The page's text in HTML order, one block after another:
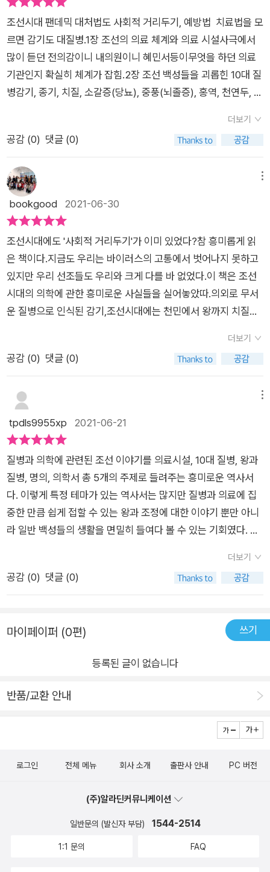
를 제공받았습니다 -
던 소갈증>에서 _문종의 재위 기간은 2년 4개월에 불과하다. 그
런 까닭에 세간에선 문종이 원래부터 병약하여 왕위에 오래 있지
못했다고 알고 있다. 하지만 이는 잘못 알려진 내용이다. 사실 문
종은 그다지 병약한 몸도 아니었고, 잔병치레도 별로 없었다. 문
종을 괴롭힌 유일한 병마는 종기였다._p148 '조선 왕들의 질병과
죽음‘중, <종기를 등한시하다 허망하게 급사한 문종>에서 _전명
다. 그래서 전명춘은 이런 말을 한다.“배꼽 밑에 적취는 참으로
종기이니, 종기를 다스리는 약을 써야 할 것입니다.”적취는 몸 안
에 생긴 덩어리로 적과 취의 결합인데, 적이란 오장에 생긴 덩어
리를 말하고, 취는 육부에 생긴 덩어리를 말한다. 그런데 오장육
부에 생긴 적취가 배꼽 아래쪽에 불룩하게 솟을 정도였다면 이미
성중의 대장암은 말기였을 것이다._p162 '조선 왕들의 질병과 죽
선조가 승정원에 내린 비망기의 내용이다. 이 기록으로 미루어 당
시 허임은 김영국, 박인령과 함께 침술로 이름을 날리던 인물이었
음을 알 수 있다. 천민 출신인 허임이 다른 의원들과 어깨를 나란
히 했다는 것은 그의 침술이 대단했음을 의미한다._p276 '조선
을 풍미한 명의‘중, <침과 뜸의 달인 허임>에서 인류의 역사와
함께 질병들은 항상 있어왔고, 각 시대에 따라 그 대처법도 진화
해 왔다. 이런 내용들을 알아가는 의의는 우리 역사의 숨은 이야
것이다. 비록 비교적 간결하게 설명하고 있으나 관련 내용에 입문
하기에 충분했다. 아울러 이런 과거 기록들과 발전을 통해서, 질
환을 바라보는 관점도 증상위주의 국한적인 서양의학뿐만 아니
라, 총체적으로 바라보는 동양의학적 해석까지 잘 조화되었으면
하는 바램이다.
을 사로잡더니, 역사책이라고 믿기지 않을 만큼 가독성이 좋아 책
장이 술술 넘어간다. 아니, 무슨 역사책이 이렇게 재미있담? 조
선 시대를 배경으로 한 사극을 너무 재밌게 본 탓일까? 그 시절의
질병과 의료란 주제 앞에서 고작 생각나는 게 허준과 대장금이라
니. 참 단순하구나... 이 책은 그런 단순(무식)함이란 우물에서 우
리를 꺼내 줄 구원의 동아줄이다. 조선의 의료 체계와 의료 시설,
조선 백성을 괴롭힌 10대 질병, 조선 왕들의 질병과 죽음, 조선을
중요한 요점만 쏙쏙 골라 담았는지! 조선 시대에는 13일 이상 지
속하는 감기를 '과경'이라 부르며 다들 몹시 두려워했다고 한다.
지금은 간단한 외과 시술로 제거할 수 있는 종기가 조선 왕 27명
중 10명 이상을 사망을 몰고 갔다니, 맙소사! 당시 의과 시험은 초
시와 복시로 나눠 두 차례 시험을 보고 열두 과목을 통과해야 했
다고 한다. 예나 지금이나 의사 되기 어려운 건 똑같지만, 조선 시
대에는 기술을 천하게 여겨 의원들의 사회적 계급이 낮았다니 참
황당할 노릇이다. 조선 시대 의녀가 약방 '기생'이라고?힘들고
더럽고 위험한 3D 업종이 아무리 많고 많다지만, 조선 시대 의녀
차원에서 양성된 의녀들은 성적이 좋지 않거나 40세가 지나도록
전문 분야가 없으면 다시 관비 신세로 돌아갔다. 뛰어난 기술을
발휘하여 내의녀가 되어야 비로소 월급을 받았는데 이건 뭐 하늘
의 별 따기. 그나저나 의녀들이 담당했던 업무가 기가 찰 노릇이
그녀들. 여자 경찰 역할을 하며 여자 죄수를 살피고, 후궁이나 어
되었다. 상관들에게 시달리며 잔치에 불려서 술 시중을 들고, 심
지어 성 상납까지 강요받았다고 하니 참 예나 지금이나 남자들 아
랫도리가 문제다, 문제! 그 시절 약방 기생이라 불렸다는 의녀들,
사람의 생명을 구하는 귀한 존재가 그런 험한 일을 겪다니... '염
병'이 그냥 욕 아니었어?'ㅈㄹ하네' 못지않게, 흔히 사용하는 욕설
인 '염병하네'. 이게 그냥 욕인 줄 알았는데, 정말 병이었다니! 조
선 시대의 염병은 현대 의학에서는 장티푸스와 유사하며 열과 설
밖으로 달아났다는데, 전파력이 강해 일단 병이 돌면 가족이 다
죽어 나가는 경우가 많았다. 그렇다면 조선 시대엔 이런 전염병에
어떻게 대처했을까? 거의 매년 끔찍한 전염병이 돌았던 그 시절
에 전염병 피신처를 마련해두고 오가기도 했다고. 놀랍도록 의학
비슷하다. 역시 질병과의 싸움은 끝나지 않는다. 다양한 질병으
보감> 같은 조선 의학의 초석이 된 의서 이야기도 상당히 흥미로
날개에 실린 저자 약력을 보면 '역사 대중화 열풍을 일으킨 대중
역사 저술가이자 밀리언셀러 실록사가', '200만 베스트셀러 <한
으로 읽는 역사' 시리즈를 펴냈다.'고 한다. 유려한 문장으로 흥미
조선시대 팬데믹 대처법도 사회적 거리두기, 예방법 치료법을 모
르면 감기도 대질병.1장 조선의 의료 체계와 의료 시설사극에서
많이 듣던 전의감이니 내의원이니 혜민서등이무엇을 하던 의료
기관인지 확실히 체계가 잡힘.2장 조선 백성들을 괴롭힌 10대 질
병감기, 종기, 치질, 소갈증(당뇨), 중풍(뇌졸증), 홍역, 천연두, 학
료가 가능해졌지만몇가지는 지금도 흔한 병이다.3장 조선 왕들
의 질병과 죽음당시 최고의 의료 환경이었을텐데왕들의 온갖 질
병에 고통 받았고 대부분 단명했다.수명이 짧았던 시대였다지만
역시 스트레스가 만병의 근원?4장 조선을 풍미한 명의드라마로
잘 알려진 허준, 허임을 비롯하여 대장금까지...그리고 그외에 왕
들의 총애를 받은 명의들 이야기.왕들의 병앞에서 풍전등화같은
조선 의학의 초석이 된 의서우리 나라뿐 아니라 동양의학의 뿌리
가 된동의보감을 비롯한 중요한 의서를 간단명료하게 정리함.✏
의학이 발전하면서 수명도 늘고 치료가능한 병도 많아졌지만코
로나처럼 새롭게 생긴 질병도 많아지는 걸 보면질병과의 싸움은
쉽게 끝나지 않을듯.약 100년후 오늘날을 되돌아보며그때 코로
나때문에 고생 많이 했지, 이젠 별거 아니지만...이렇게 말할 날이
올지.조선시대의 질병, 의료, 명의에 대한 이야기를역사라는 큰
이겨내려는 의료진의 피나는 노력은옛날이나 지금이나 다르지
않은듯.이 책을 읽고나니지금도 코로나19와 힘들게 싸우고 계신
의료진 여러분께진심으로 감사한 마음이 한가득~~!!!🙏🙏🙏❤
더보기
공감 (0) 댓글 (0)
bookgood 2021-06-30
조선시대에도 '사회적 거리두기'가 이미 있었다?참 흥미롭게 읽
은 책이다.지금도 우리는 바이러스의 고통에서 벗어나지 못하고
있지만 우리 선조들도 우리와 크게 다를 바 없었다.이 책은 조선
시대의 의학에 관한 흥미로운 사실들을 실어놓았따.의외로 무서
운 질병으로 인식된 감기,조선시대에는 천민에서 왕까지 치질로
만 걸리던 병 소갈증 즉 당뇨....아토피로 고생한 세조,대장암으로
젊은 나이게 죽은 성종.평생 종기로 고생한 정조...메디컬 조선이
라는 제목만큼 tv의 메디컬 드라마를 보는 듯한 흥미로움으로 책
더보기
공감 (0) 댓글 (0)
tpdls9955xp 2021-06-21
질병과 의학에 관련된 조선 이야기를 의료시설, 10대 질병, 왕과
질병, 명의, 의학서 총 5개의 주제로 들려주는 흥미로운 역사서
다. 이렇게 특정 테마가 있는 역사서는 많지만 질병과 의료에 집
중한 만큼 쉽게 접할 수 있는 왕과 조정에 대한 이야기 뿐만 아니
라 일반 백성들의 생활을 면밀히 들여다 볼 수 있는 기회였다. 역
이다. 물론 평소 역사에 관심이 많다면 더 흥미롭게 다가올 것이
다. 우리의 예상보다 질병이 역사에 끼친 영향이 크기 때문이
후대에 책을 낼 수 있을 만큼 자세하게 기록을 남겨 두었다는 것
이 경이롭게 느껴지기도 했다. 늘 조선왕조실록의 상세함과 방대
들에 감탄하게 해준다. 물론 현대의 의학지식이나 근대적인 사고
그만큼 조선인들이 질병과 의료에 많은 관심을 쏟았다는 증거 같
기도 하다. 무엇보다 동양의 의학은 사람의 몸이나 질병을 바라보
는 관점과 접근방식부터 서양의학과 다르기 때문에 지루하지 않
고 기록되었다는 점이다. 책의 대부분이 육체적 질병에 대한 기록
았던 조선의 국왕들을 알 수 있었다. 또 종기로 승하한 왕이 많다
는 것은 들어본 적 있지만, 기록으로 확인하니 최고의 의료환경에
더보기
공감 (0) 댓글 (0)
마이페이퍼 (0편) 쓰기
등록된 글이 없습니다
반품/교환 안내
로그인 전체 메뉴 회사 소개 출판사 안내 PC 버전
(주)알라딘커뮤니케이션
일반문의 (발신자 부담) 1544-2514
1:1 문의 FAQ